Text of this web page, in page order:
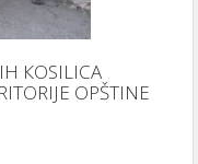
КOSILICA
OPŠTINE